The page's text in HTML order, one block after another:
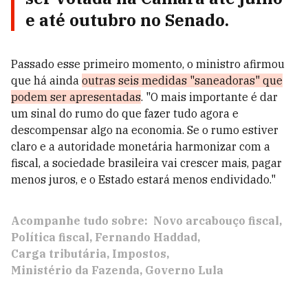
e até outubro no Senado.
Passado esse primeiro momento, o ministro afirmou
que há ainda outras seis medidas "saneadoras" que
podem ser apresentadas. "O mais importante é dar
um sinal do rumo do que fazer tudo agora e
descompensar algo na economia. Se o rumo estiver
claro e a autoridade monetária harmonizar com a
fiscal, a sociedade brasileira vai crescer mais, pagar
menos juros, e o Estado estará menos endividado."
Acompanhe tudo sobre: Novo arcabouço fiscal
Política fiscal Fernando Haddad
Carga tributária Impostos
Ministério da Fazenda Governo Lula